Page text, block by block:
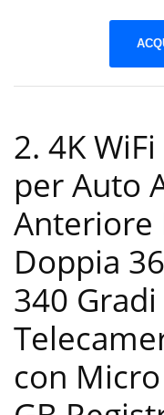
2. 4K
per Auto
Anteriore
Doppia
340
con